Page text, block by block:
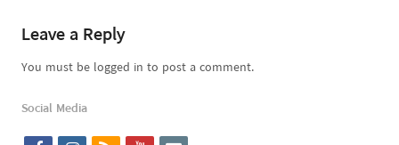
Leave a Reply
You must be logged in to post a comment.
Social Media